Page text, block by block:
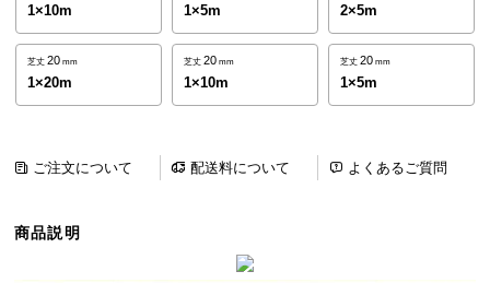
イ
リ
ト
1×10m 1×5m 2×5m
芝丈 20 mm
1×20m
芝丈 20 mm
1×10m
芝丈 20 mm
1×5m
ご注文について 配送料について よくあるご質問
商品説明